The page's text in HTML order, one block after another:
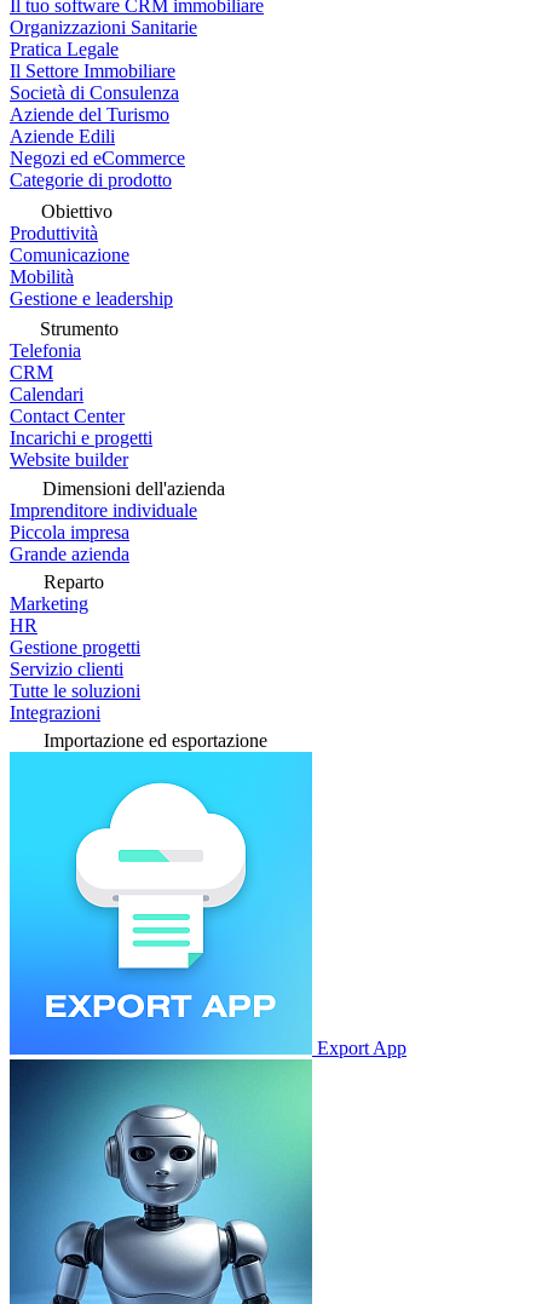
Il tuo software CRM immobiliare
Organizzazioni Sanitarie
Pratica Legale
Il Settore Immobiliare
Società di Consulenza
Aziende del Turismo
Aziende Edili
Negozi ed eCommerce
Categorie di prodotto
Obiettivo
Produttività
Comunicazione
Mobilità
Gestione e leadership
Strumento
Telefonia
CRM
Calendari
Contact Center
Incarichi e progetti
Website builder
Dimensioni dell'azienda
Imprenditore individuale
Piccola impresa
Grande azienda
Reparto
Marketing
HR
Gestione progetti
Servizio clienti
Tutte le soluzioni
Integrazioni
Importazione ed esportazione
Export App